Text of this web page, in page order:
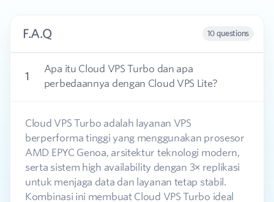
F.A.Q 10 questions
1
Apa itu Cloud VPS Turbo dan apa
perbedaannya dengan Cloud VPS Lite?
Cloud VPS Turbo adalah layanan VPS
berperforma tinggi yang menggunakan prosesor
AMD EPYC Genoa, arsitektur teknologi modern,
serta sistem high availability dengan 3× replikasi
untuk menjaga data dan layanan tetap stabil.
Kombinasi ini membuat Cloud VPS Turbo ideal